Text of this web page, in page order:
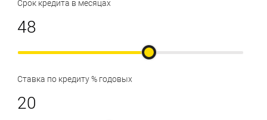
Срок кредита в месяцах
Ставка по кредиту % годовых